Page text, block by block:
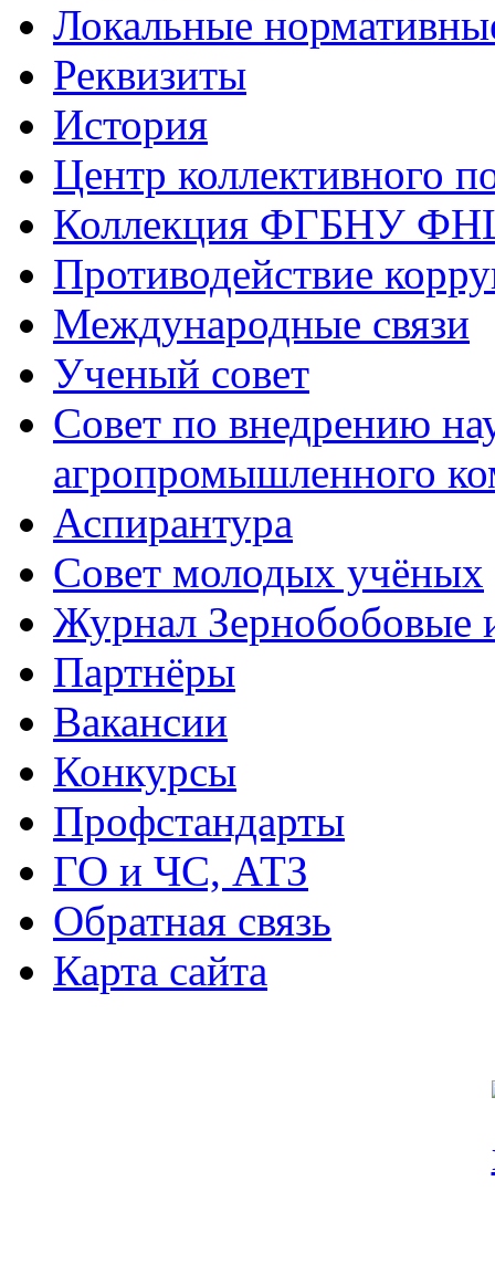
Локальные
Реквизиты
История
Центр коллективного
Коллекция ФГБНУ
Противодействие
Международные связи
Ученый совет
Совет по внедрению
агропромышленного
Аспирантура
Совет молодых учёных
Журнал Зернобобовые
Партнёры
Вакансии
Конкурсы
Профстандарты
ГО и ЧС, АТЗ
Обратная связь
Карта сайта